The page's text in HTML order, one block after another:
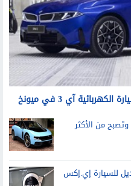
آي 3 في ميونخ
من الأكثر